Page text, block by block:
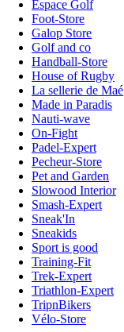
Espace Golf
Foot-Store
Galop Store
Golf and co
Handball-Store
House of Rugby
La sellerie de Maé
Made in Paradis
Nauti-wave
On-Fight
Padel-Expert
Pecheur-Store
Pet and Garden
Slowood Interior
Smash-Expert
Sneak'In
Sneakids
Sport is good
Training-Fit
Trek-Expert
Triathlon-Expert
TripnBikers
Vélo-Store